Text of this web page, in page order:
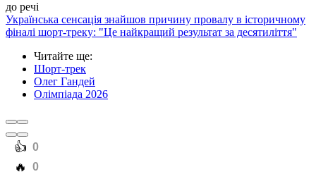
до речі
Українська сенсація знайшов причину провалу в історичному
фіналі шорт-треку: "Це найкращий результат за десятиліття"
Читайте ще:
Шорт-трек
Олег Гандей
Олімпіада 2026
️👍 0
️🔥 0